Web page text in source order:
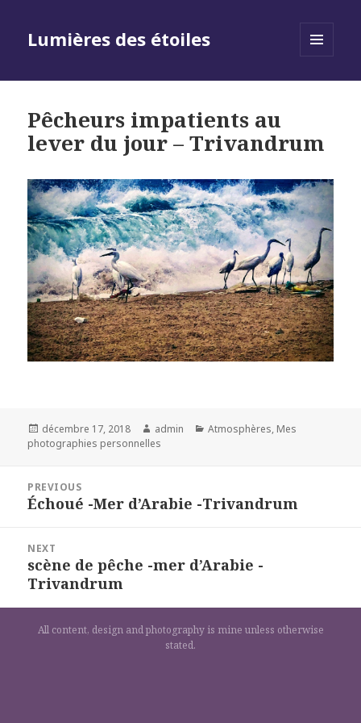
Lumières des étoiles
Pêcheurs impatients au
lever du jour – Trivandrum
Posted
on
décembre 17, 2018 Author
admin Categories
Atmosphères, Mes
photographies personnelles
l’article
PREVIOUS
Previous
Échoué -Mer d’Arabie -Trivandrum
NEXT
Next
post:
scène de pêche -mer d’Arabie -
Trivandrum
All content, design and photography is mine unless otherwise
stated.